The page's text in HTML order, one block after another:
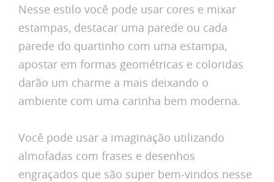
Nesse estilo você pode usar cores e mixar
estampas, destacar uma parede ou cada
parede do quartinho com uma estampa,
apostar em formas geométricas e coloridas
darão um charme a mais deixando o
ambiente com uma carinha bem moderna.
Você pode usar a imaginação utilizando
almofadas com frases e desenhos
engraçados que são super bem-vindos nesse